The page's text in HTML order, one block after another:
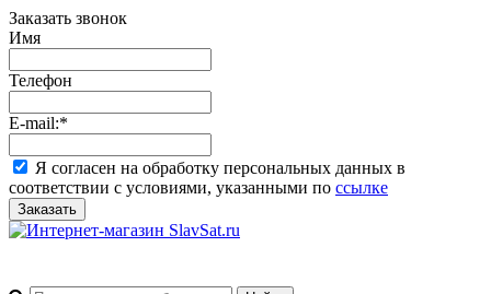
Заказать звонок
Имя
Телефон
E-mail:*
Я согласен на обработку персональных данных в
соответствии с условиями, указанными по ссылке
Заказать